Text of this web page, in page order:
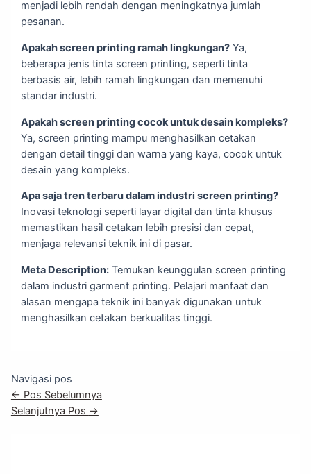
menjadi lebih rendah dengan meningkatnya jumlah
pesanan.
Apakah screen printing ramah lingkungan? Ya,
beberapa jenis tinta screen printing, seperti tinta
berbasis air, lebih ramah lingkungan dan memenuhi
standar industri.
Apakah screen printing cocok untuk desain kompleks?
Ya, screen printing mampu menghasilkan cetakan
dengan detail tinggi dan warna yang kaya, cocok untuk
desain yang kompleks.
Apa saja tren terbaru dalam industri screen printing?
Inovasi teknologi seperti layar digital dan tinta khusus
memastikan hasil cetakan lebih presisi dan cepat,
menjaga relevansi teknik ini di pasar.
Meta Description: Temukan keunggulan screen printing
dalam industri garment printing. Pelajari manfaat dan
alasan mengapa teknik ini banyak digunakan untuk
menghasilkan cetakan berkualitas tinggi.
Navigasi pos
← Pos Sebelumnya
Selanjutnya Pos →